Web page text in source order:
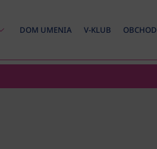
DOM UMENIA V-KLUB OBCHOD